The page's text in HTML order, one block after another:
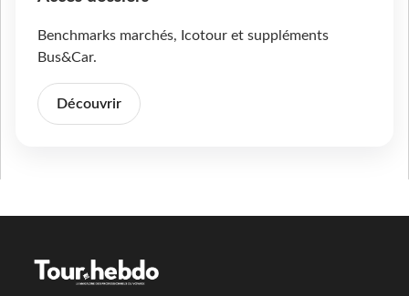
Benchmarks marchés, Icotour et suppléments
Bus&Car.
Découvrir